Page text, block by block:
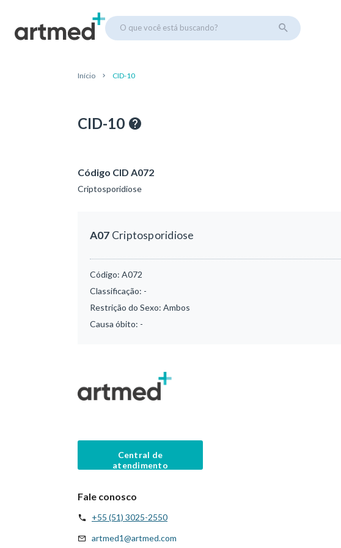
O que você está buscando?
Início CID-10
CID-10
Código CID A072
Criptosporidiose
A07 Criptosporidiose
Código: A072
Classificação: -
Restrição do Sexo: Ambos
Causa óbito: -
Central de
atendimento
Fale conosco
+55 (51) 3025-2550
artmed1@artmed.com